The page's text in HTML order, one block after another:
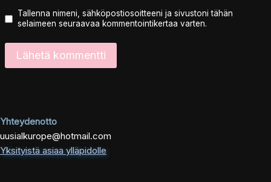
Tallenna nimeni, sähköpostiosoitteeni ja sivustoni tähän
selaimeen seuraavaa kommentointikertaa varten.
Yhteydenotto
uusialkurope@hotmail.com
Yksityistä asiaa ylläpidolle